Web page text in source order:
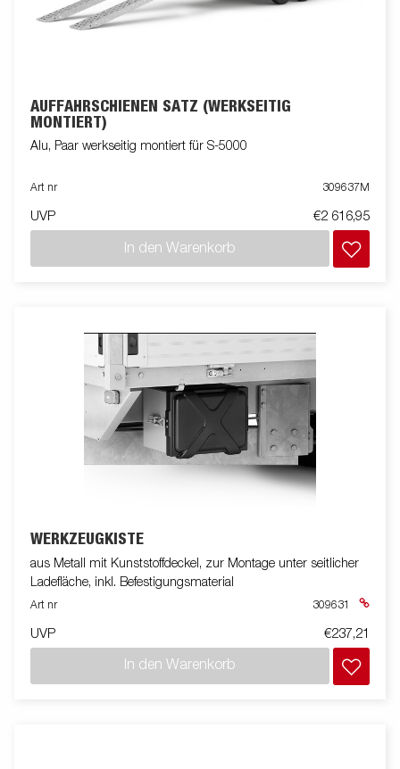
AUFFAHRSCHIENEN SATZ (WERKSEITIG
MONTIERT)
Alu, Paar werkseitig montiert für S-5000
Art nr 309637M
UVP €2 616,95
In den Warenkorb
WERKZEUGKISTE
aus Metall mit Kunststoffdeckel, zur Montage unter seitlicher
Ladefläche, inkl. Befestigungsmaterial
Art nr 309631
UVP €237,21
In den Warenkorb